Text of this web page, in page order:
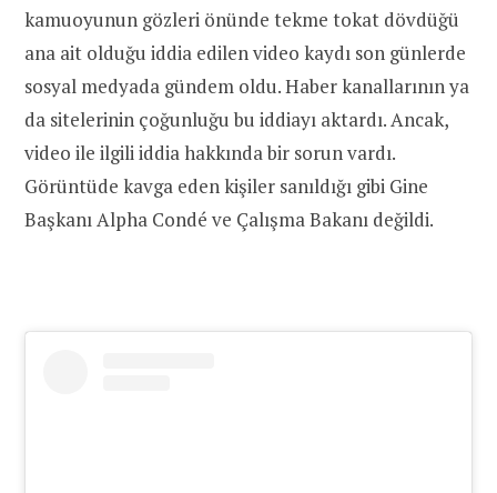
kamuoyunun gözleri önünde tekme tokat dövdüğü
ana ait olduğu iddia edilen video kaydı son günlerde
sosyal medyada gündem oldu. Haber kanallarının ya
da sitelerinin çoğunluğu bu iddiayı aktardı. Ancak,
video ile ilgili iddia hakkında bir sorun vardı.
Görüntüde kavga eden kişiler sanıldığı gibi Gine
Başkanı Alpha Condé ve Çalışma Bakanı değildi.